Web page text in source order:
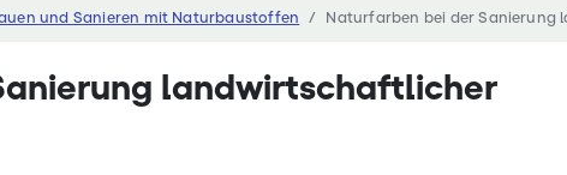
Gartenbau
Gemüsebau & Kräuter
Berufliche Bildung
Berufliche Erstausbildung
und Sanieren mit Naturbaustoffen Naturfarben bei der Sanierung
landwirtschaftlicher